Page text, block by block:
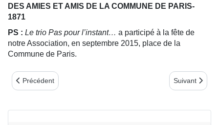
DES AMIES ET AMIS DE LA COMMUNE DE PARIS-
1871
PS : Le trio Pas pour l’instant… a participé à la fête de
notre Association, en septembre 2015, place de la
Commune de Paris.
Article précédent : L’année Vaillant une année active pour les
Précédent Article suivant
Suivant